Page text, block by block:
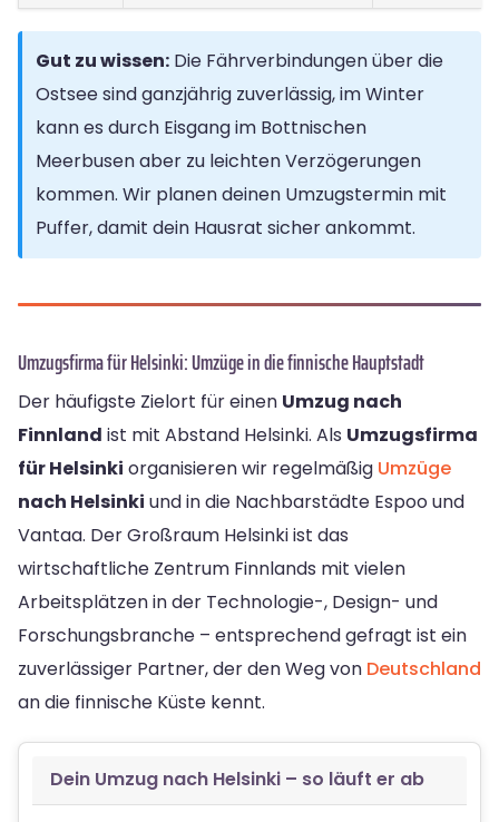
Gut zu wissen: Die Fährverbindungen über die
Ostsee sind ganzjährig zuverlässig, im Winter
kann es durch Eisgang im Bottnischen
Meerbusen aber zu leichten Verzögerungen
kommen. Wir planen deinen Umzugstermin mit
Puffer, damit dein Hausrat sicher ankommt.
Umzugsfirma für Helsinki: Umzüge in die finnische Hauptstadt
Der häufigste Zielort für einen Umzug nach
Finnland ist mit Abstand Helsinki. Als Umzugsfirma
für Helsinki organisieren wir regelmäßig Umzüge
nach Helsinki und in die Nachbarstädte Espoo und
Vantaa. Der Großraum Helsinki ist das
wirtschaftliche Zentrum Finnlands mit vielen
Arbeitsplätzen in der Technologie-, Design- und
Forschungsbranche – entsprechend gefragt ist ein
zuverlässiger Partner, der den Weg von Deutschland
an die finnische Küste kennt.
Dein Umzug nach Helsinki – so läuft er ab